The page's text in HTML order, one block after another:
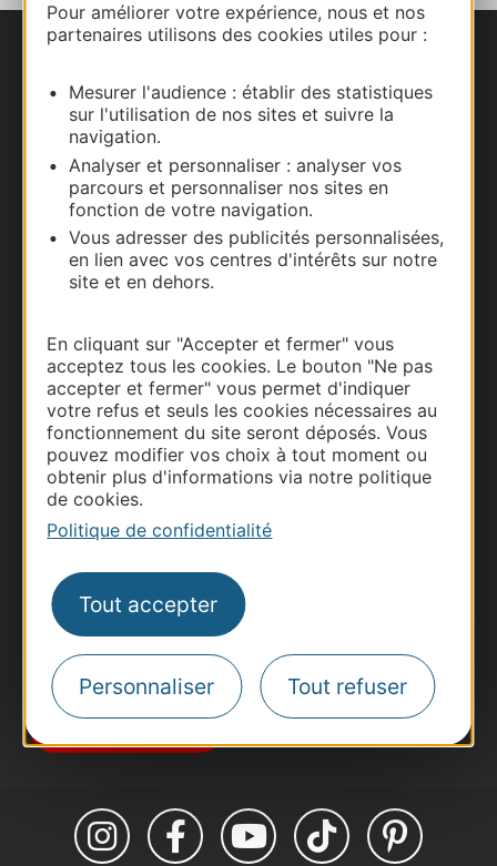
Pour améliorer votre expérience, nous et nos
partenaires utilisons des cookies utiles pour :
Mesurer l'audience : établir des statistiques
sur l'utilisation de nos sites et suivre la
navigation.
Analyser et personnaliser : analyser vos
parcours et personnaliser nos sites en
fonction de votre navigation.
Vous adresser des publicités personnalisées,
en lien avec vos centres d'intérêts sur notre
site et en dehors.
En cliquant sur "Accepter et fermer" vous
acceptez tous les cookies. Le bouton "Ne pas
accepter et fermer" vous permet d'indiquer
votre refus et seuls les cookies nécessaires au
fonctionnement du site seront déposés. Vous
pouvez modifier vos choix à tout moment ou
obtenir plus d'informations via notre politique
de cookies.
Politique de confidentialité
Tout accepter
Personnaliser Tout refuser
Carte interactive
Documentation
Thermalisme
Business/Mice
Pros d'Occitanie
Site presse et d'influence
Voyagistes
Destination Sport
Destination Occitanie pour recevoir des
suggestions de séjours, de visites et de sorties.
Je m'abonne